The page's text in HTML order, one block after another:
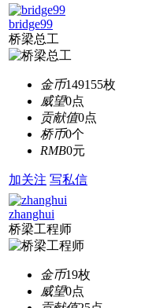
bridge99
桥梁总工
金币149155枚
威望0点
贡献值0点
桥币0个
RMB0元
加关注 写私信
zhanghui
桥梁工程师
金币19枚
威望0点